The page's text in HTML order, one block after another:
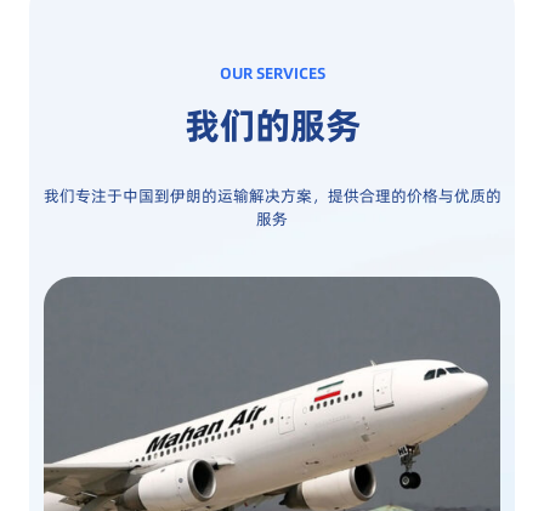
OUR SERVICES
我们的服务
我们专注于中国到伊朗的运输解决方案，提供合理的价格与优质的
服务